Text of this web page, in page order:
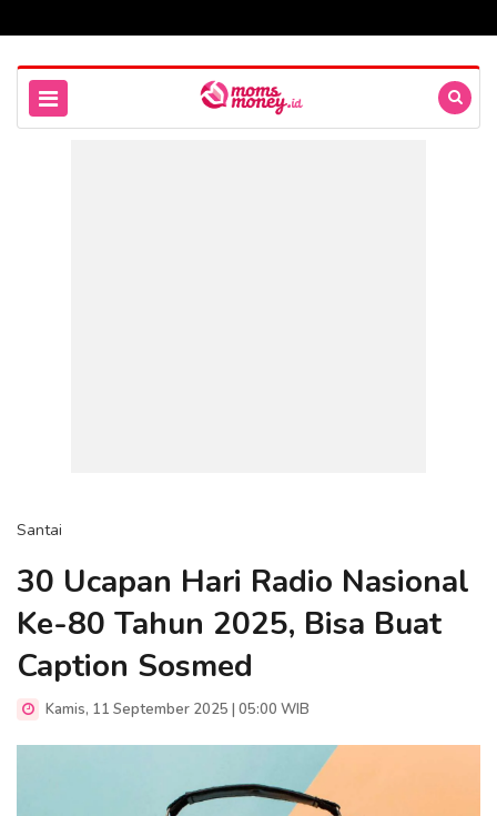
Santai
30 Ucapan Hari Radio Nasional
Ke-80 Tahun 2025, Bisa Buat
Caption Sosmed
Kamis, 11 September 2025 | 05:00 WIB